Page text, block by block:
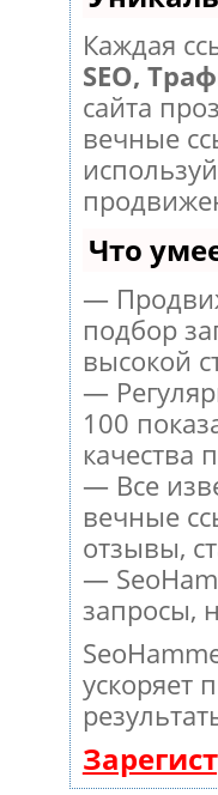
Каждая
SEO,
сайта
вечные
Что
—
подбор
высокой
—
100
качества
— Все
вечные
отзывы,
—
запросы,
ускоряет